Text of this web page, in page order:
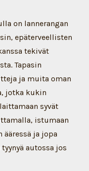
on lannerangan
epäterveellisten
tekivät
Tapasin
ja muita oman
jotka kukin
syvät
istumaan
ja jopa
autossa jos